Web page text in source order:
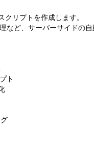
リプトを作成します。
など、サーバーサイドの自
ト